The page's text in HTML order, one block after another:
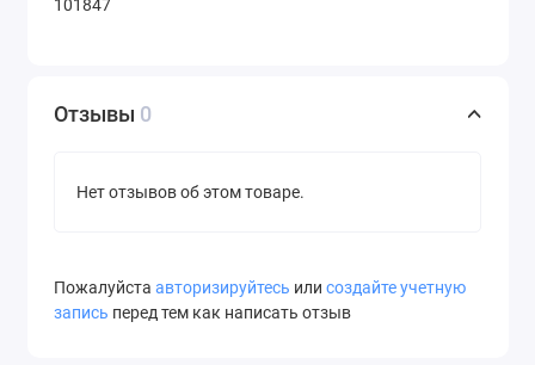
101847
Отзывы 0
Нет отзывов об этом товаре.
Пожалуйста авторизируйтесь или создайте учетную
запись перед тем как написать отзыв